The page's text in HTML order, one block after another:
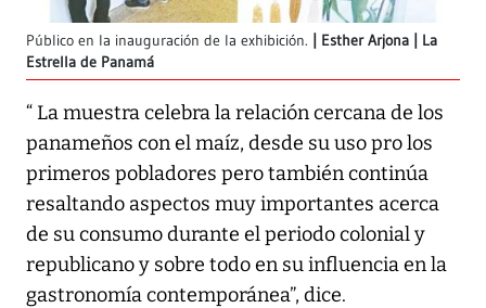
Público en la inauguración de la exhibición.
Esther Arjona | La
Estrella de Panamá
“ La muestra celebra la relación cercana de los
panameños con el maíz, desde su uso pro los
primeros pobladores pero también continúa
resaltando aspectos muy importantes acerca
de su consumo durante el periodo colonial y
republicano y sobre todo en su influencia en la
gastronomía contemporánea”, dice.